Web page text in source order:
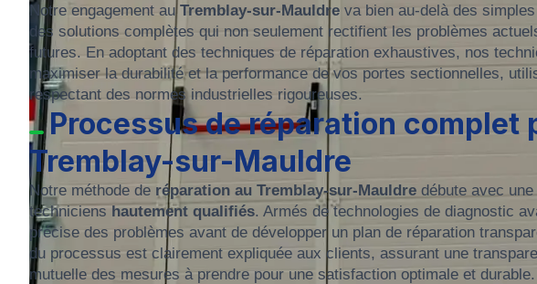
Notre engagement auTremblay-sur-Mauldre va bien au-delà des
des solutions complètes qui non seulement rectifient les problèmes
futures. En adoptant des techniques de réparation exhaustives, nos
maximiser la durabilité et la performance de vos portes sectionnelles,
respectant des normes industrielles rigoureuses.
Processus de réparation complet
Tremblay-sur-Mauldre
Notre méthode de réparation au Tremblay-sur-Mauldre débute avec
technicienshautement qualifiés. Armés de technologies de diagnostic
précise des problèmes avant de développer un plan de réparation
du processus est clairement expliquée aux clients, assurant une
mutuelle des mesures à prendre pour une satisfaction optimale et durable.